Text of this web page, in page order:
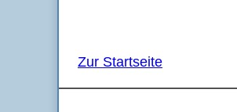
Zur Startseite